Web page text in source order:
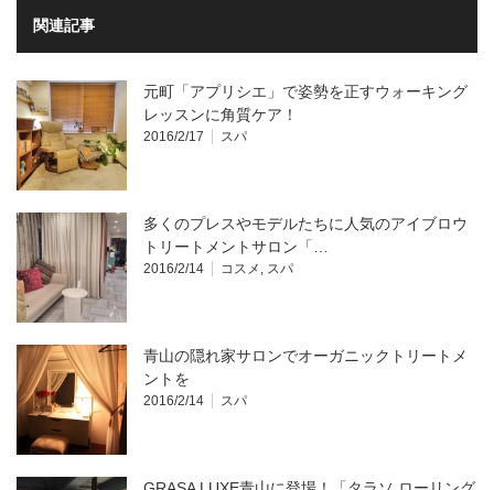
関連記事
元町「アプリシエ」で姿勢を正すウォーキング
レッスンに角質ケア！
2016/2/17 スパ
多くのプレスやモデルたちに人気のアイブロウ
トリートメントサロン「…
2016/2/14 コスメ , スパ
青山の隠れ家サロンでオーガニックトリートメ
ントを
2016/2/14 スパ